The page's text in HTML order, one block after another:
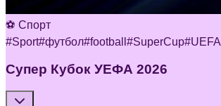
⚽ Спорт
#Sport#футбол#football #SuperCup#UEFA
Супер Кубок УЕФА 2026